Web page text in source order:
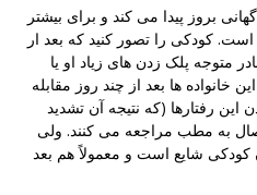
بروز پیدا می کند و برای بیشتر
کودکی را تصور کنید که بعد ار
پلک زدن های زیاد او یا
ها بعد از چند روز مقابله
رفتارها (که نتیجه آن تشدید
به مطب مراجعه می کنند. ولی
شایع است و معمولاً هم بعد